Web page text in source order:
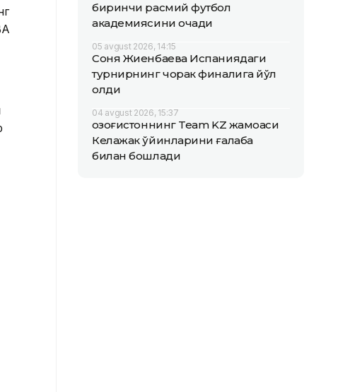
биринчи расмий футбол
академиясини очади
05 avgust 2026, 14:15
Соня Жиенбаева Испаниядаги
турнирнинг чорак финалига йўл
олди
04 avgust 2026, 15:37
Қозоғистоннинг Team KZ жамоаси
Келажак ўйинларини ғалаба
билан бошлади